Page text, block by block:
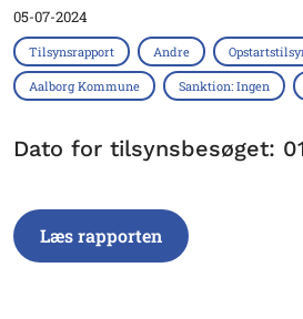
05-07-2024
Tilsynsrapport Andre
Aalborg Kommune Sanktion: Ingen
Dato for tilsynsbesøget:
Læs rapporten